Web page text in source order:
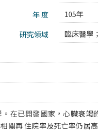
年 度
105年
研究領域
臨床醫學；
在已開發國家，心臟衰竭
關再 住院率及死亡率仍居